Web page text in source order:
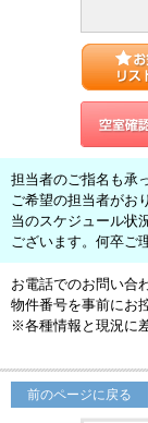
担当者のご指名も承
ご希望の担当者がお
当のスケジュール状
ございます。何卒ご
お電話でのお問い合
物件番号を事前にお
※各種情報と現況に
前のページに戻る